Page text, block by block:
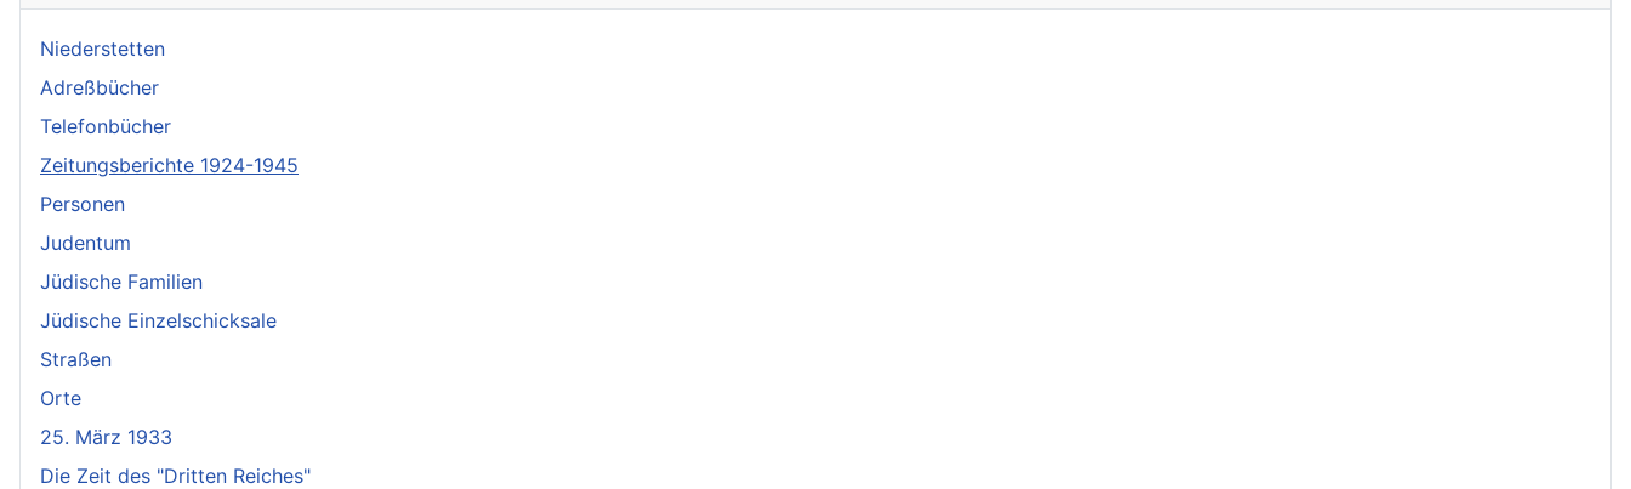
Niederstetten
Adreßbücher
Telefonbücher
Zeitungsberichte 1924-1945
Personen
Judentum
Jüdische Familien
Jüdische Einzelschicksale
Straßen
Orte
25. März 1933
Die Zeit des "Dritten Reiches"